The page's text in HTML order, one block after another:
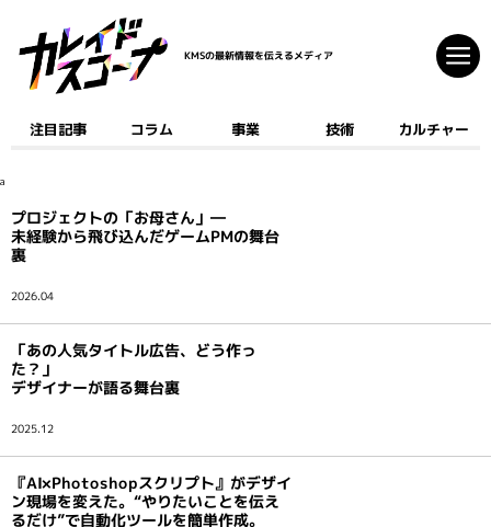
技術
開発
ゲーム
マーケティング
インタビュー
KMSの最新情報を伝えるメディア
注目記事 コラム 事業 技術 カルチャー
a
2026.04
プロジェクトの「お母さん」―
未経験から飛び込んだゲームPMの舞台
裏
2025.12
「あの人気タイトル広告、どう作っ
た？」
デザイナーが語る舞台裏
『AI×Photoshopスクリプト』がデザイ
ン現場を変えた。“やりたいことを伝え
るだけ”で自動化ツールを簡単作成。